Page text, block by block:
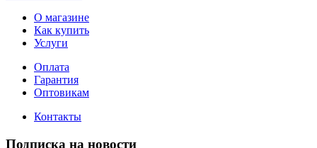
О магазине
Как купить
Услуги
Оплата
Гарантия
Оптовикам
Контакты
Подписка на новости